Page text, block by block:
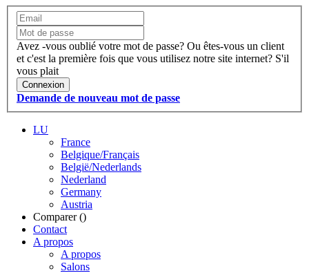
Avez -vous oublié votre mot de passe? Ou êtes-vous un client
et c'est la première fois que vous utilisez notre site internet? S'il
vous plait
Connexion
Demande de nouveau mot de passe
LU
France
Belgique/Français
België/Nederlands
Nederland
Germany
Austria
Comparer ()
Contact
A propos
A propos
Salons